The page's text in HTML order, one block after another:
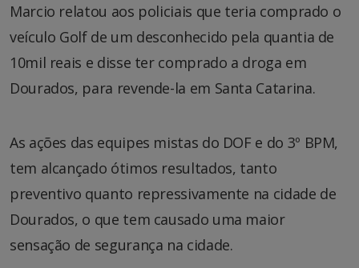
Marcio relatou aos policiais que teria comprado o
veículo Golf de um desconhecido pela quantia de
10mil reais e disse ter comprado a droga em
Dourados, para revende-la em Santa Catarina.
As ações das equipes mistas do DOF e do 3º BPM,
tem alcançado ótimos resultados, tanto
preventivo quanto repressivamente na cidade de
Dourados, o que tem causado uma maior
sensação de segurança na cidade.